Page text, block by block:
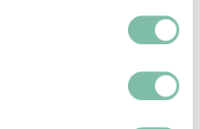
som räknas till